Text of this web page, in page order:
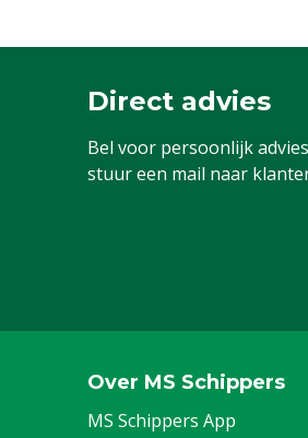
Direct advies
Bel voor persoonlijk
stuur een mail naar
Over MS Schippers
MS Schippers App